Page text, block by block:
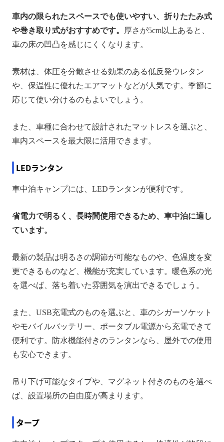
車内の限られたスペースでも使いやすい、折りたたみ式
や巻き取り式がおすすめです。
厚さが5cm以上あると、
車の床の凹凸を感じにくくなります。
素材は、体圧を分散させる効果のある低反発ウレタン
や、保温性に優れたエアマットなどが人気です。季節に
応じて使い分けるのもよいでしょう。
また、車種に合わせて設計されたマットレスを選ぶと、
車内スペースを最大限に活用できます。
LEDランタン
車中泊キャンプには、LEDランタンが便利です。
省電力で明るく、長時間使用できるため、車中泊に適し
ています。
最新の製品は明るさの調節が可能なものや、色温度を変
更できるものなど、機能が充実しています。暖色系の光
を選べば、落ち着いた雰囲気を演出できるでしょう。
また、USB充電式のものを選ぶと、車のシガーソケット
やモバイルバッテリー、ポータブル電源から充電できて
便利です。防水機能付きのランタンなら、屋外での使用
も安心できます。
吊り下げ可能なタイプや、マグネット付きのものを選べ
ば、設置場所の自由度が高まります。
タープ